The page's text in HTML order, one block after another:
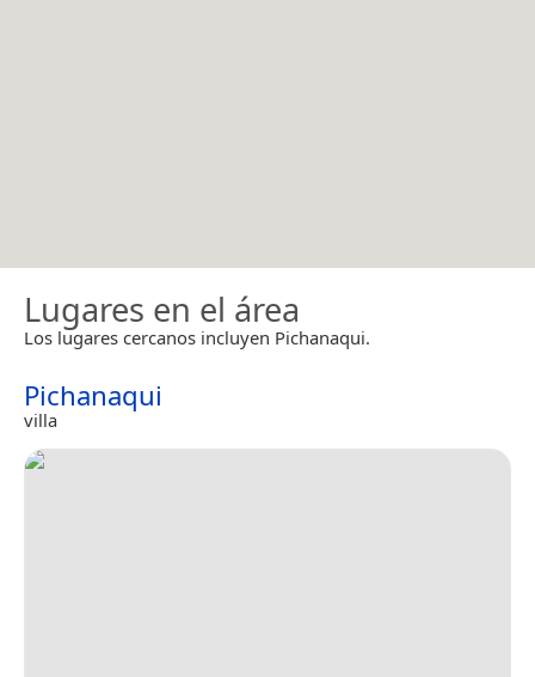
Lugares en el área
Los lugares cercanos incluyen Pichanaqui.
Pichanaqui
villa